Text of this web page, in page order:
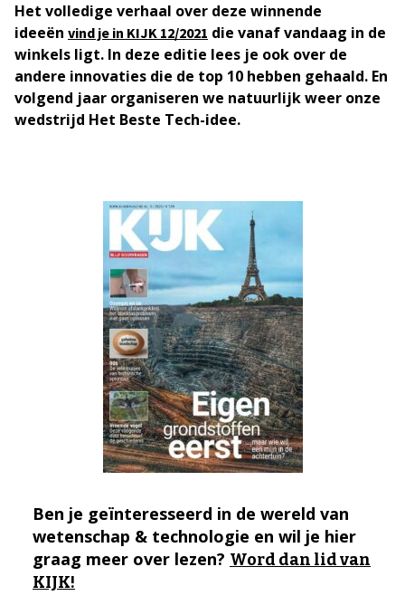
Het volledige verhaal over deze winnende
ideeën vind je in KIJK 12/2021 die vanaf vandaag in de
winkels ligt. In deze editie lees je ook over de
andere innovaties die de top 10 hebben gehaald. En
volgend jaar organiseren we natuurlijk weer onze
wedstrijd Het Beste Tech-idee.
Ben je geïnteresseerd in de wereld van
wetenschap & technologie en wil je hier
graag meer over lezen? Word dan lid van
KIJK!